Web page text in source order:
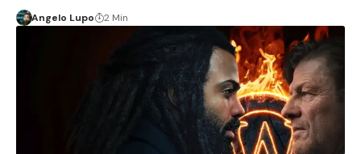
Angelo Lupo 2 Min